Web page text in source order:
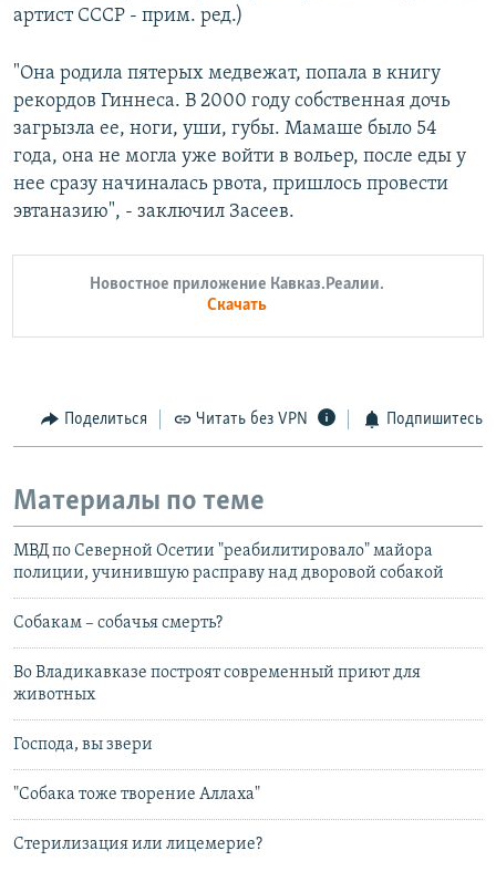
артист СССР - прим. ред.)
"Она родила пятерых медвежат, попала в книгу
рекордов Гиннеса. В 2000 году собственная дочь
загрызла ее, ноги, уши, губы. Мамаше было 54
года, она не могла уже войти в вольер, после еды у
нее сразу начиналась рвота, пришлось провести
эвтаназию", - заключил Засеев.
Новостное приложение Кавказ.Реалии.
Скачать
Поделиться Читать без VPN Подпишитесь
Материалы по теме
МВД по Северной Осетии "реабилитировало" майора
полиции, учинившую расправу над дворовой собакой
Собакам – собачья смерть?
Во Владикавказе построят современный приют для
животных
Господа, вы звери
"Собака тоже творение Аллаха"
Стерилизация или лицемерие?